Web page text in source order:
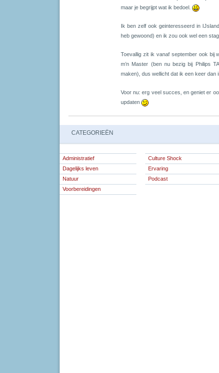
maar je begrijpt wat ik bedoel.
Ik ben zelf ook geinteresseerd in
heb gewoond) en ik zou ook wel een
Toevallig zit ik vanaf september ook bij
m’n Master (ben nu bezig bij Philips
maken), dus wellicht dat ik een keer
Voor nu: erg veel succes, en geniet er
updaten
CATEGORIEËN
Administratief
Culture Shock
Dagelijks leven
Ervaring
Natuur
Podcast
Voorbereidingen